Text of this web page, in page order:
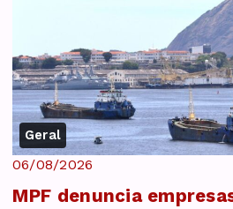
Geral
06/08/2026
MPF denuncia